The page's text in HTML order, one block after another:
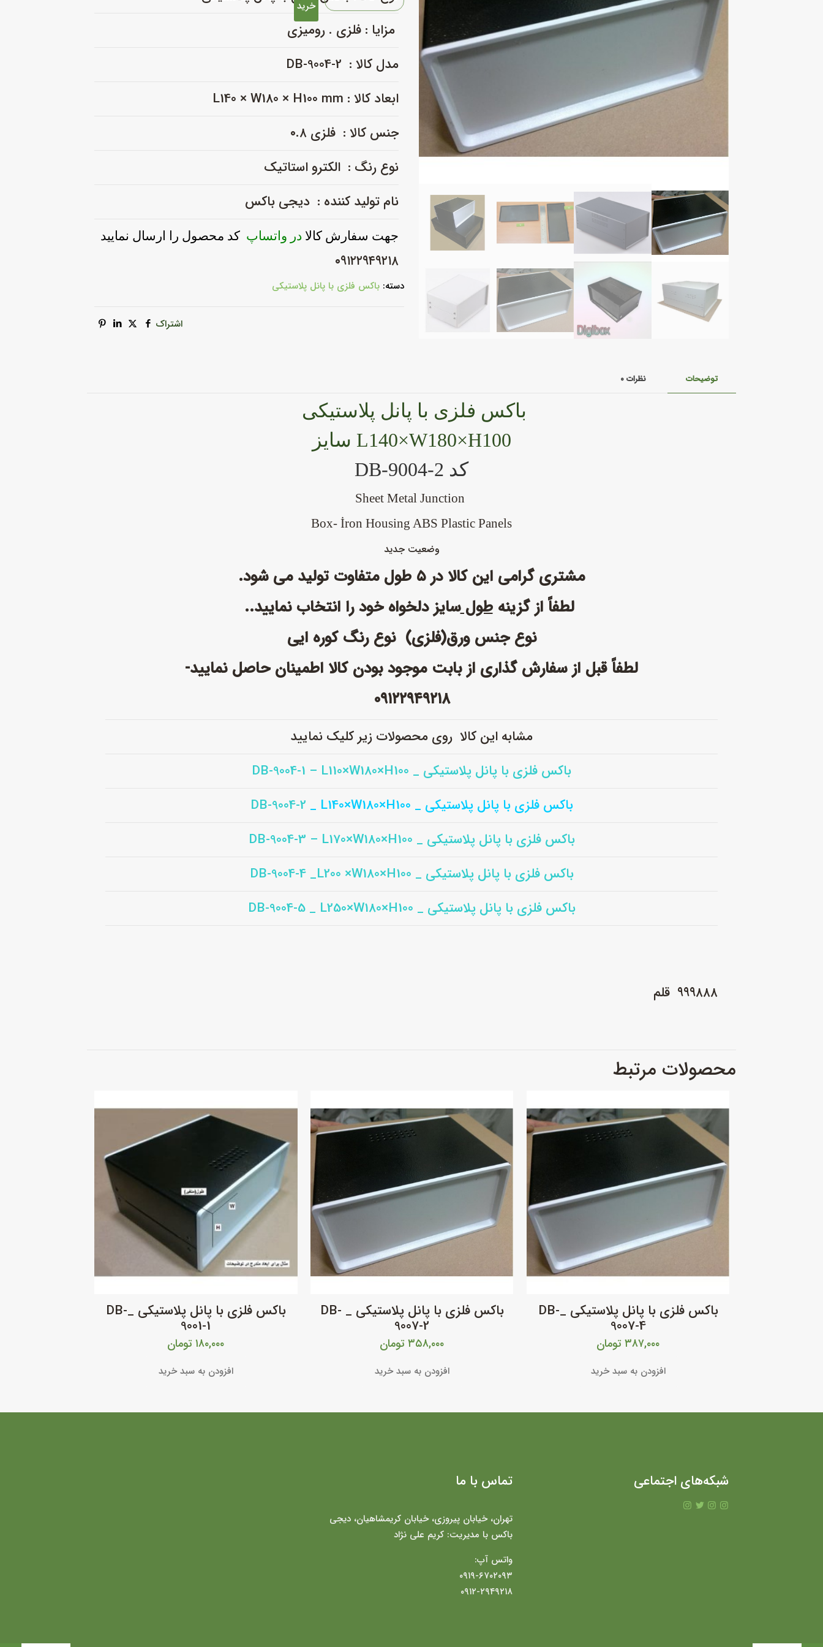
مزایا : فلزی . رومیزی
مدل کالا : DB-9004-2
ابعاد کالا : L140 × W180 × H100 mm
جنس کالا : فلزی ۰.۸
نوع رنگ : الکترو استاتیک
نام تولید کننده : دیجی باکس
جهت سفارش کالا در واتساپ کد محصول را ارسال نمایید
۰۹۱۲۲۹۴۹۲۱۸
پانل
_DB-
خرید
دسته: باکس فلزی با پانل پلاستیکی
اشتراک
توضیحات نظرات۰
باکس فلزی با پانل پلاستیکی
L140×W180×H100 سایز
کد DB-9004-2
Box- İron Housing ABS Plastic Panels
وضعیت جدید
مشتری گرامی این کالا در ۵ طول متفاوت تولید می شود.
لطفاً از گزینهطولسایز دلخواه خود را انتخاب نمایید..
نوع جنس ورق(فلزی) نوع رنگ کوره ایی
لطفاً قبل از سفارش گذاری از بابت موجود بودن کالا اطمینان حاصل نمایید-
۰۹۱۲۲۹۴۹۲۱۸
مشابه این کالا روی محصولات زیر کلیک نمایید
باکس فلزی با پانل پلاستیکی _ DB-9004-1 – L110×W180×H100
باکس فلزی با پانل پلاستیکی _
DB-9004-2 _ L140×W180×H100
باکس فلزی با پانل پلاستیکی _ DB-9004-3 – L170×W180×H100
باکس فلزی با پانل پلاستیکی _ DB-9004-4 _L200 ×W180×H100
باکس فلزی با پانل پلاستیکی _ DB-9004-5 _ L250×W180×H100
۹۹۹۸۸۸ قلم
محصولات مرتبط
باکس فلزی با پانل پلاستیکی _DB-
9007-4
۳۸۷,۰۰۰ تومان
افزودن به سبد خرید
باکس فلزی با پانل پلاستیکی _ DB-
9007-2
۳۵۸,۰۰۰ تومان
افزودن به سبد خرید
باکس فلزی با پانل پلاستیکی _DB-
9001-1
۱۸۰,۰۰۰ تومان
افزودن به سبد خرید
شبکه‌های اجتماعی تماس با ما
تهران، خیابان پیروزی، خیابان کریمشاهیان، دیجی
باکس با مدیریت: کریم علی نژاد
واتس آپ:
۰۹۱۹-۶۷۰۲۰۹۳
۰۹۱۲-۲۹۴۹۲۱۸